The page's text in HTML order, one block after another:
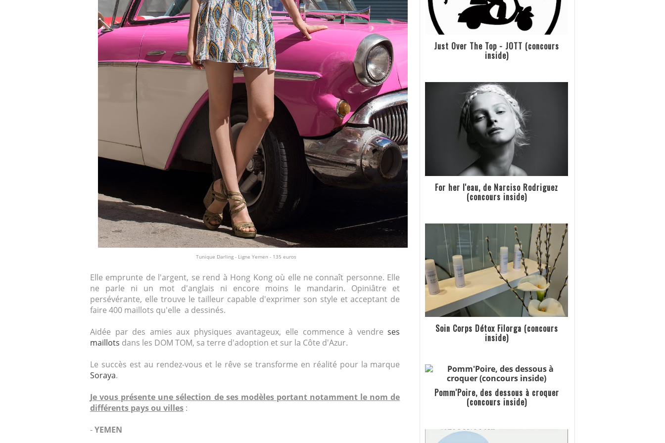
Tunique Darling - Ligne Yemen - 135 euros
Elle emprunte de l'argent, se rend à Hong Kong où elle ne connaît personne. Elle
ne parle ni un mot d'anglais ni encore moins le mandarin. Opiniâtre et
persévérante, elle trouve le tailleur capable d'exprimer son style et acceptant de
faire 400 maillots qu'elle a dessinés.
Aidée par des amies aux physiques avantageux, elle commence à vendreses
maillots dans les DOM TOM, sa terre d'adoption et sur la Côte d'Azur.
Le succès est au rendez-vous et le rêve se transforme en réalité pour la marque
Soraya.
Je vous présente une sélection de ses modèles portant notamment le nom de
différents pays ou villes :
-YEMEN
Just Over The Top - JOTT (concours
inside)
For her l'eau, de Narciso Rodriguez
(concours inside)
Soin Corps Détox Filorga (concours
inside)
Pomm'Poire, des dessous à croquer
(concours inside)